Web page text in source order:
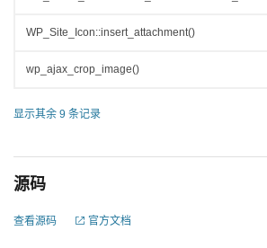
WP_Site_Icon::insert_attachment()
wp_ajax_crop_image()
显示其余 9 条记录
源码
查看源码 官方文档